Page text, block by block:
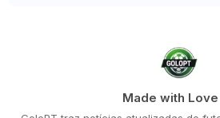
Made with